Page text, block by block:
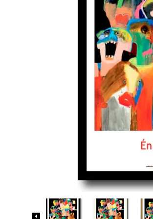
Biler og maskiner
Bøger med flapper
Billedordbøger
Findebøger
Fodbold
Heste
Vilde dyr
Kontrastbøger